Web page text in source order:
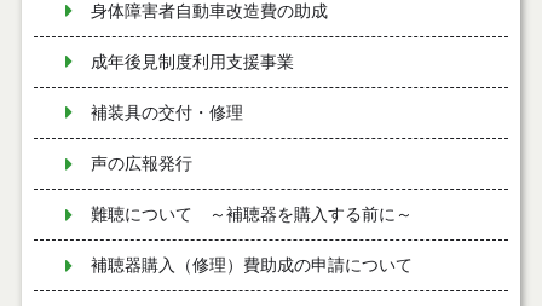
身体障害者自動車改造費の助成
成年後見制度利用支援事業
補装具の交付・修理
声の広報発行
難聴について ～補聴器を購入する前に～
補聴器購入（修理）費助成の申請について